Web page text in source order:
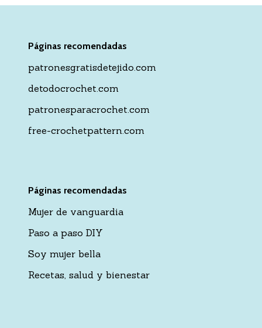
Páginas recomendadas
patronesgratisdetejido.com
detodocrochet.com
patronesparacrochet.com
free-crochetpattern.com
Páginas recomendadas
Mujer de vanguardia
Paso a paso DIY
Soy mujer bella
Recetas, salud y bienestar